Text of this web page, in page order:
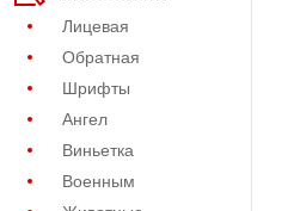
Лицевая
Обратная
Шрифты
Ангел
Виньетка
Военным